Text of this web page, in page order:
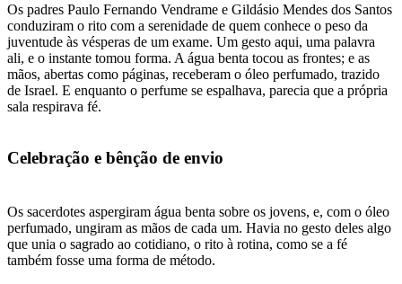
Os padres Paulo Fernando Vendrame e Gildásio Mendes dos Santos
conduziram o rito com a serenidade de quem conhece o peso da
juventude às vésperas de um exame. Um gesto aqui, uma palavra
ali, e o instante tomou forma. A água benta tocou as frontes; e as
mãos, abertas como páginas, receberam o óleo perfumado, trazido
de Israel. E enquanto o perfume se espalhava, parecia que a própria
sala respirava fé.
Celebração e bênção de envio
Os sacerdotes aspergiram água benta sobre os jovens, e, com o óleo
perfumado, ungiram as mãos de cada um. Havia no gesto deles algo
que unia o sagrado ao cotidiano, o rito à rotina, como se a fé
também fosse uma forma de método.